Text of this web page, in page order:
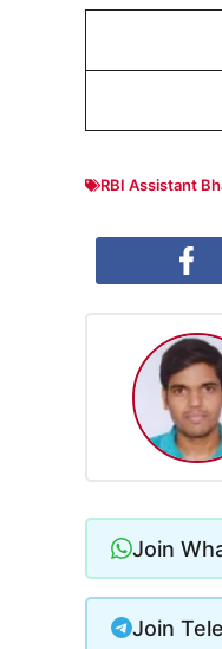
RBI Assistant
Join
Join